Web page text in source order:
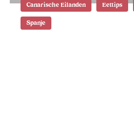
Canarische Eilanden Eettips
Spanje